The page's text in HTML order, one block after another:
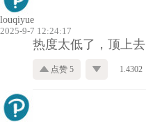
louqiyue
2025-9-7 12:24:17
热度太低了，顶上去
点赞 5 1.4302